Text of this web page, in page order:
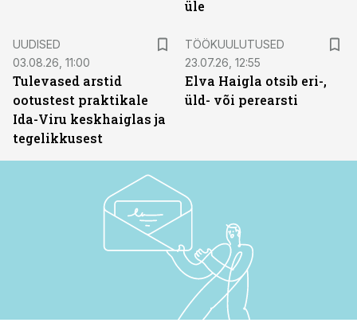
üle
UUDISED
03.08.26, 11:00
Tulevased arstid
ootustest praktikale
Ida-Viru keskhaiglas ja
tegelikkusest
TÖÖKUULUTUSED
23.07.26, 12:55
Elva Haigla otsib eri-,
üld- või perearsti